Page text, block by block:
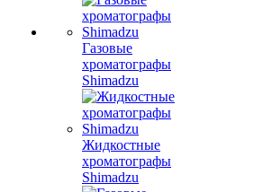
Газовые
хроматографы
Shimadzu
Жидкостные
хроматографы
Shimadzu